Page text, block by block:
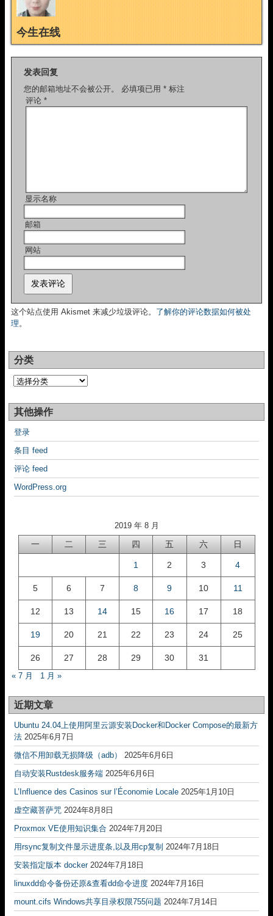
今生在线
发表回复
您的邮箱地址不会被公开。 必填项已用 * 标注
评论 *
显示名称
邮箱
网站
这个站点使用 Akismet 来减少垃圾评论。 了解你的评论数据如何被处
理。
分类
分
类
其他操作
登录
条目 feed
评论 feed
WordPress.org
2019 年 8 月
一 二 三 四 五 六 日
1 2 3 4
5 6 7 8 9 10 11
12 13 14 15 16 17 18
19 20 21 22 23 24 25
26 27 28 29 30 31
« 7 月 1 月 »
近期文章
Ubuntu 24.04上使用阿里云源安装Docker和Docker Compose的最新方
法 2025年6月7日
微信不用卸载无损降级（adb）
2025年6月6日
自动安装Rustdesk服务端 2025年6月6日
L’Influence des Casinos sur l’Économie Locale 2025年1月10日
虚空藏菩萨咒 2024年8月8日
Proxmox VE使用知识集合 2024年7月20日
用rsync复制文件显示进度条,以及用cp复制 2024年7月18日
安装指定版本 docker 2024年7月18日
linuxdd命令备份还原&查看dd命令进度 2024年7月16日
mount.cifs Windows共享目录权限755问题 2024年7月14日